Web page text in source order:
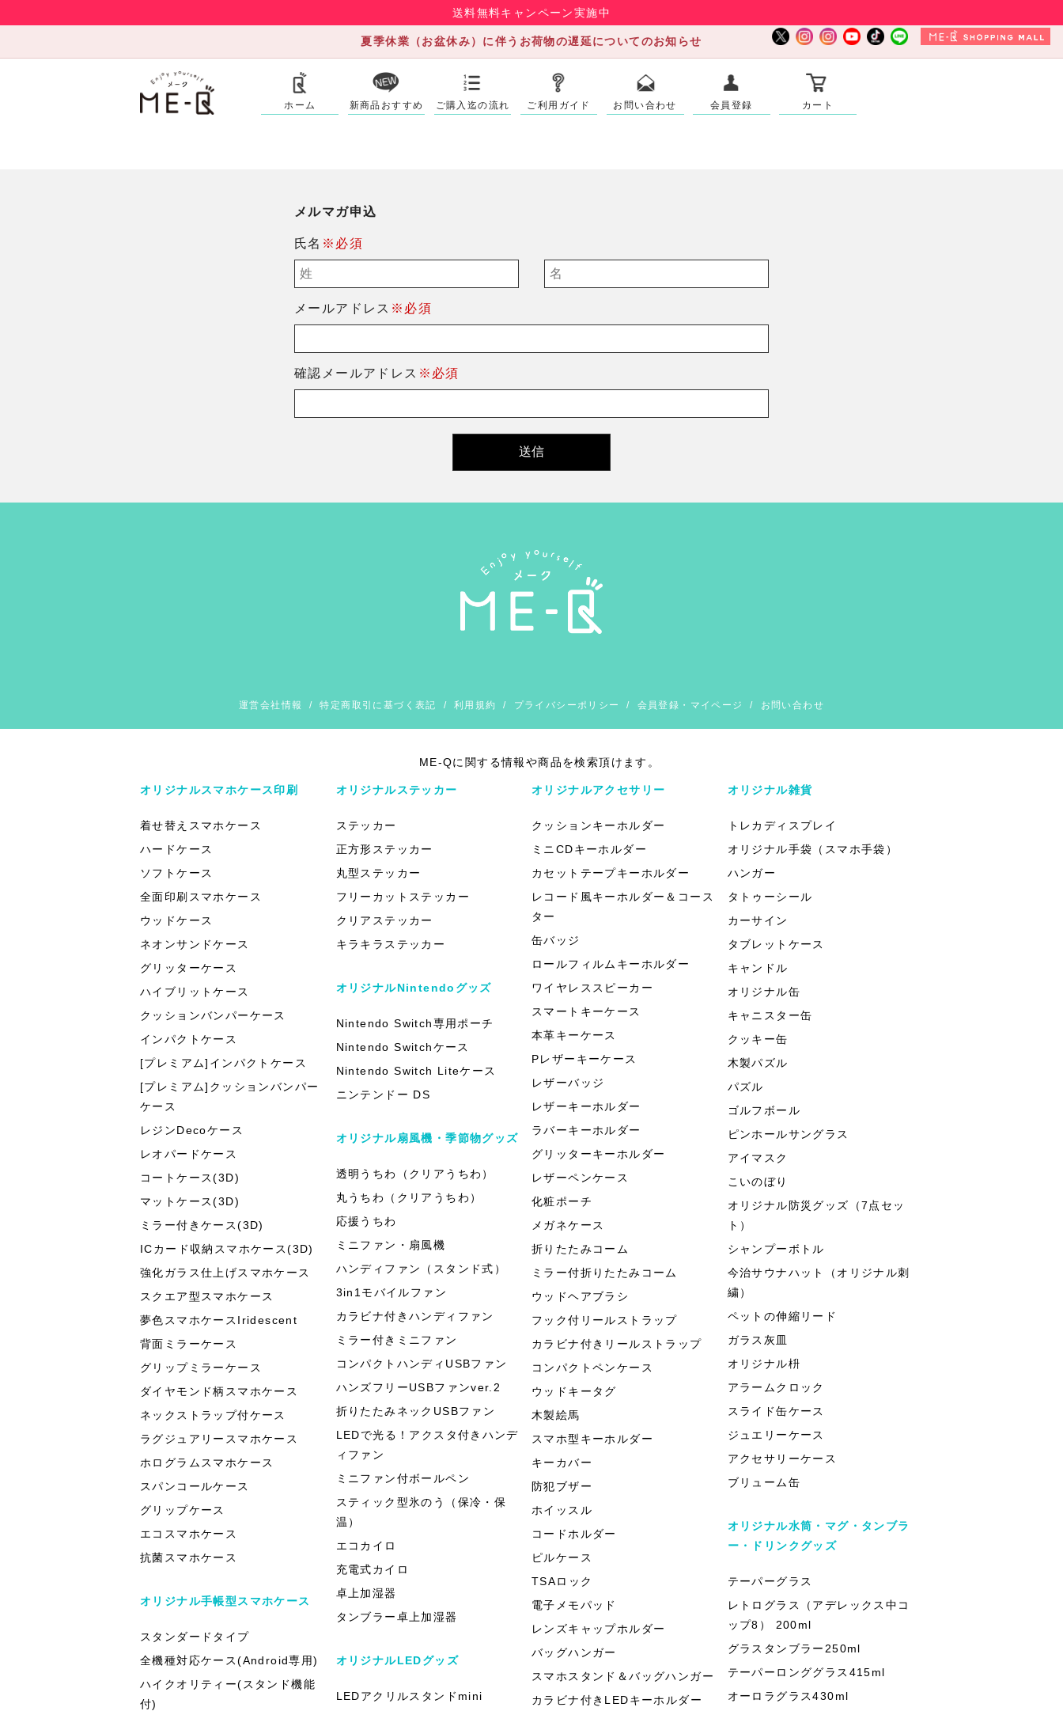
送料無料キャンペーン実施中
夏季休業（お盆休み）に伴うお荷物の遅延についてのお知らせ
ホーム 新商品おすすめ ご購入迄の流れ ご利用ガイド お問い合わせ 会員登録 カート
メルマガ申込
氏名 ※必須
メールアドレス ※必須
確認メールアドレス ※必須
運営会社情報 /特定商取引に基づく表記 / 利用規約 / プライバシーポリシー / 会員登録・マイページ / お問い合わせ
ME-Qに関する情報や商品を検索頂けます。
オリジナルスマホケース印刷
着せ替えスマホケース
ハードケース
ソフトケース
全面印刷スマホケース
ウッドケース
ネオンサンドケース
グリッターケース
ハイブリットケース
クッションバンパーケース
インパクトケース
[プレミアム]インパクトケース
[プレミアム]クッションバンパー
ケース
レジンDecoケース
レオパードケース
コートケース(3D)
マットケース(3D)
ミラー付きケース(3D)
ICカード収納スマホケース(3D)
強化ガラス仕上げスマホケース
スクエア型スマホケース
夢色スマホケースIridescent
背面ミラーケース
グリップミラーケース
ダイヤモンド柄スマホケース
ネックストラップ付ケース
ラグジュアリースマホケース
ホログラムスマホケース
スパンコールケース
グリップケース
エコスマホケース
抗菌スマホケース
オリジナル手帳型スマホケース
スタンダードタイプ
全機種対応ケース(Android専用)
ハイクオリティー(スタンド機能
付)
オリジナルステッカー
ステッカー
正方形ステッカー
丸型ステッカー
フリーカットステッカー
クリアステッカー
キラキラステッカー
オリジナルNintendoグッズ
Nintendo Switch専用ポーチ
Nintendo Switchケース
Nintendo Switch Liteケース
ニンテンドー DS
オリジナル扇風機・季節物グッズ
透明うちわ（クリアうちわ）
丸うちわ（クリアうちわ）
応援うちわ
ミニファン・扇風機
ハンディファン（スタンド式）
3in1モバイルファン
カラビナ付きハンディファン
ミラー付きミニファン
コンパクトハンディUSBファン
ハンズフリーUSBファンver.2
折りたたみネックUSBファン
LEDで光る！アクスタ付きハンデ
ィファン
ミニファン付ボールペン
スティック型氷のう（保冷・保
温）
エコカイロ
充電式カイロ
卓上加湿器
タンブラー卓上加湿器
オリジナルLEDグッズ
LEDアクリルスタンドmini
オリジナルアクセサリー
クッションキーホルダー
ミニCDキーホルダー
カセットテープキーホルダー
レコード風キーホルダー＆コース
ター
缶バッジ
ロールフィルムキーホルダー
ワイヤレススピーカー
スマートキーケース
本革キーケース
Pレザーキーケース
レザーバッジ
レザーキーホルダー
ラバーキーホルダー
グリッターキーホルダー
レザーペンケース
化粧ポーチ
メガネケース
折りたたみコーム
ミラー付折りたたみコーム
ウッドヘアブラシ
フック付リールストラップ
カラビナ付きリールストラップ
コンパクトペンケース
ウッドキータグ
木製絵馬
スマホ型キーホルダー
キーカバー
防犯ブザー
ホイッスル
コードホルダー
ピルケース
TSAロック
電子メモパッド
レンズキャップホルダー
バッグハンガー
スマホスタンド＆バッグハンガー
カラビナ付きLEDキーホルダー
オリジナル雑貨
トレカディスプレイ
オリジナル手袋（スマホ手袋）
ハンガー
タトゥーシール
カーサイン
タブレットケース
キャンドル
オリジナル缶
キャニスター缶
クッキー缶
木製パズル
パズル
ゴルフボール
ピンホールサングラス
アイマスク
こいのぼり
オリジナル防災グッズ（7点セッ
ト）
シャンプーボトル
今治サウナハット（オリジナル刺
繍）
ペットの伸縮リード
ガラス灰皿
オリジナル枡
アラームクロック
スライド缶ケース
ジュエリーケース
アクセサリーケース
ブリューム缶
オリジナル水筒・マグ・タンブラ
ー・ドリンクグッズ
テーパーグラス
レトログラス（アデレックス中コ
ップ8） 200ml
グラスタンブラー250ml
テーパーロンググラス415ml
オーロラグラス430ml